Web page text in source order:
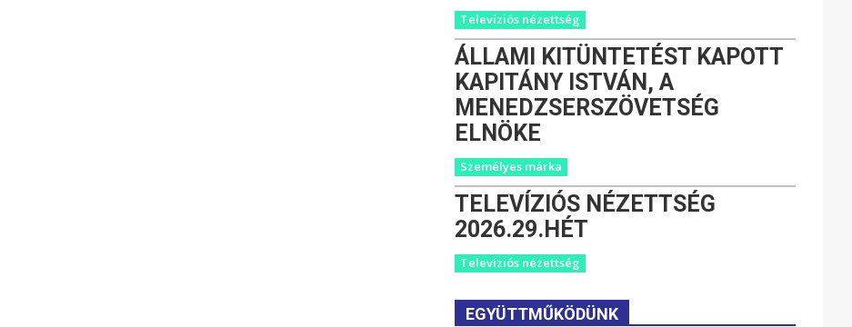
Televíziós nézettség
ÁLLAMI KITÜNTETÉST KAPOTT
KAPITÁNY ISTVÁN, A
MENEDZSERSZÖVETSÉG
ELNÖKE
Személyes márka
TELEVÍZIÓS NÉZETTSÉG
2026.29.HÉT
Televíziós nézettség
EGYÜTTMŰKÖDÜNK